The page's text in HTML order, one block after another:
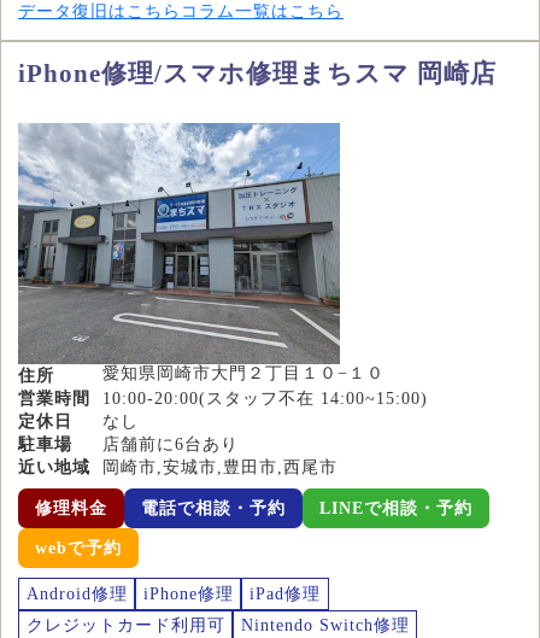
データ復旧はこちら コラム一覧はこちら
iPhone修理/スマホ修理まちスマ 岡崎店
住所
愛知県岡崎市大門２丁目１０−１０
営業時間
10:00-20:00(スタッフ不在 14:00~15:00)
定休日
なし
駐車場
店舗前に6台あり
近い地域
岡崎市,安城市,豊田市,西尾市
修理料金 電話で相談・予約 LINEで相談・予約
webで予約
Android修理 iPhone修理
iPad修理
クレジットカード利用可
Nintendo Switch修理